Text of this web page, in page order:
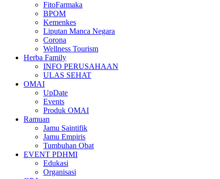
FitoFarmaka
BPOM
Kemenkes
Liputan Manca Negara
Corona
Wellness Tourism
Herba Family
INFO PERUSAHAAN
ULAS SEHAT
OMAI
UpDate
Events
Produk OMAI
Ramuan
Jamu Saintifik
Jamu Empiris
Tumbuhan Obat
EVENT PDHMI
Edukasi
Organisasi